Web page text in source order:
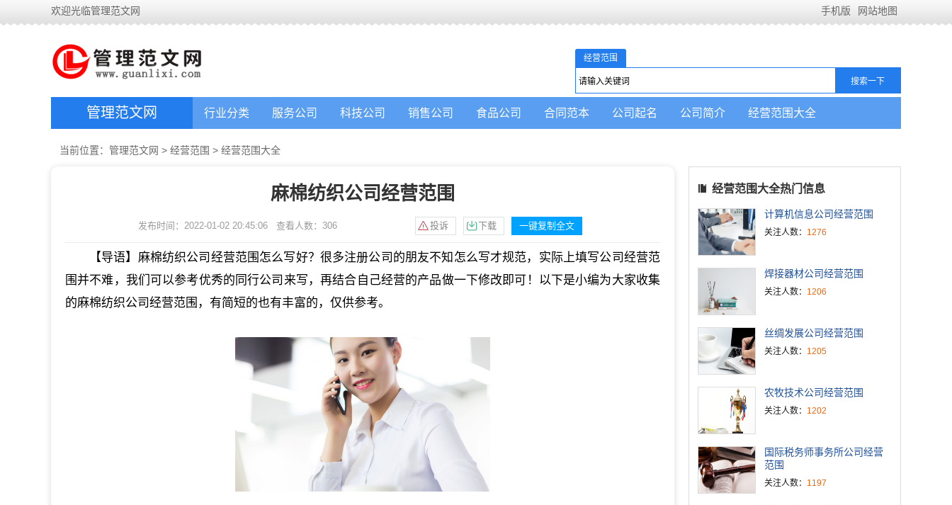
欢迎光临管理范文网 手机版 网站地图
经营范围
管理范文网 行业分类 服务公司 科技公司 销售公司 食品公司 合同范本 公司起名 公司简介 经营范围大全
当前位置： 管理范文网 > 经营范围 > 经营范围大全
麻棉纺织公司经营范围
发布时间：2022-01-02 20:45:06 查看人数： 306 投诉 下载 一键复制全文
【导语】麻棉纺织公司经营范围怎么写好？很多注册公司的朋友不知怎么写才规范，实际上填写公司经营范
围并不难，我们可以参考优秀的同行公司来写，再结合自己经营的产品做一下修改即可！以下是小编为大家收集
的麻棉纺织公司经营范围，有简短的也有丰富的，仅供参考。
经营范围大全热门信息
计算机信息公司经营范围
关注人数： 1276
焊接器材公司经营范围
关注人数： 1206
丝绸发展公司经营范围
关注人数： 1205
农牧技术公司经营范围
关注人数： 1202
国际税务师事务所公司经营
范围
关注人数： 1197